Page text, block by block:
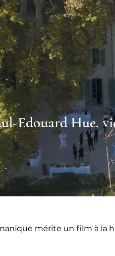
Edouard Hue,
mérite un film à la